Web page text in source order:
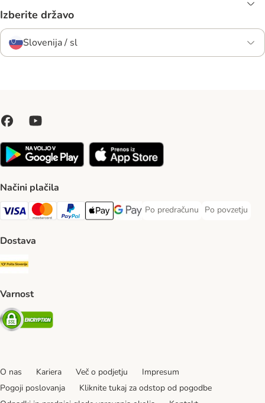
Izberite državo
Slovenija / sl
Načini plačila
Visa Payment Method
MasterCard Payment Method
PayPal Payment Method
Apple Pay Payment Method
Google pay Payment Method
Po predračunu
Po predračunu Payment Method
Po povzetju
Po povzetju
Dostava
Pošta Slovenije Shipping Method
Varnost
Security
O nas Kariera Več o podjetju
Impresum
Pogoji poslovanja
Kliknite tukaj za odstop od pogodbe